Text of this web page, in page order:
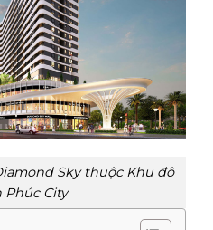
Sky thuộc Khu đô
Phúc City